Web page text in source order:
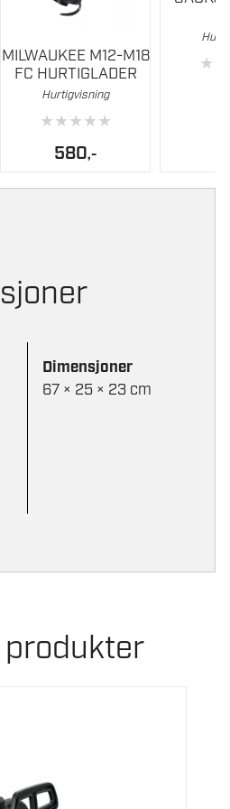
MILWAUKEE M12-M18
FC HURTIGLADER
Hurtigvisning
★★★★★
580,-
★
Dimensjoner
67 × 25 × 23 cm